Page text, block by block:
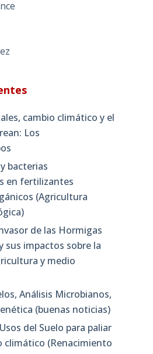
cambio climático y el
Los
bacterias
en fertilizantes
(Agricultura
de las Hormigas
sus impactos sobre la
y medio
Análisis Microbianos,
(buenas noticias)
del Suelo para paliar
climático (Renacimiento